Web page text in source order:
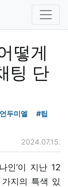
떻게
팅 단
두미엘 #팁
2024.07.15.
인’이 지난 12
가지의 특색 있